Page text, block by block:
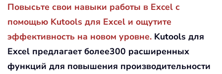
Повысьте свои навыки работы в Excel с
помощью Kutools для Excel и ощутите
эффективность на новом уровне. Kutools для
Excel предлагает более300 расширенных
функций для повышения производительности